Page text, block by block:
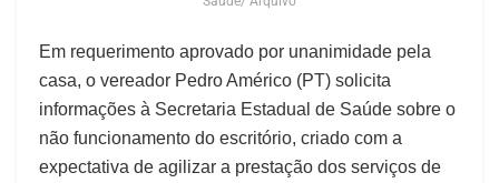
Em requerimento aprovado por unanimidade pela
casa, o vereador Pedro Américo (PT) solicita
informações à Secretaria Estadual de Saúde sobre o
não funcionamento do escritório, criado com a
expectativa de agilizar a prestação dos serviços de